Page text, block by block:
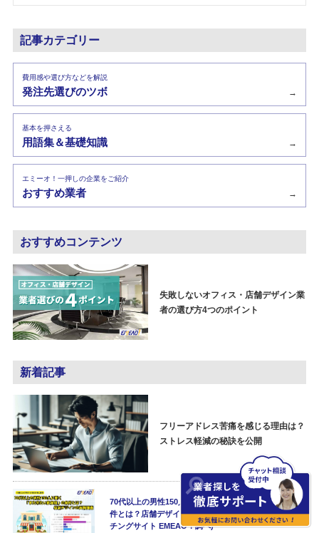
記事カテゴリー
費用感や選び方などを解説
発注先選びのツボ →
基本を押さえる
用語集＆基礎知識 →
エミーオ！一押しの企業をご紹介
おすすめ業者 →
おすすめコンテンツ
失敗しないオフィス・店舗デザイン業
者の選び方4つのポイント
新着記事
フリーアドレス苦痛を感じる理由は？
ストレス軽減の秘訣を公開
70代以上の男性150人に聞く「また来たい飲食店」の条
件とは？店舗デザインの実態調査(店舗デザイン・マッ
チングサイト EMEAO！調べ)